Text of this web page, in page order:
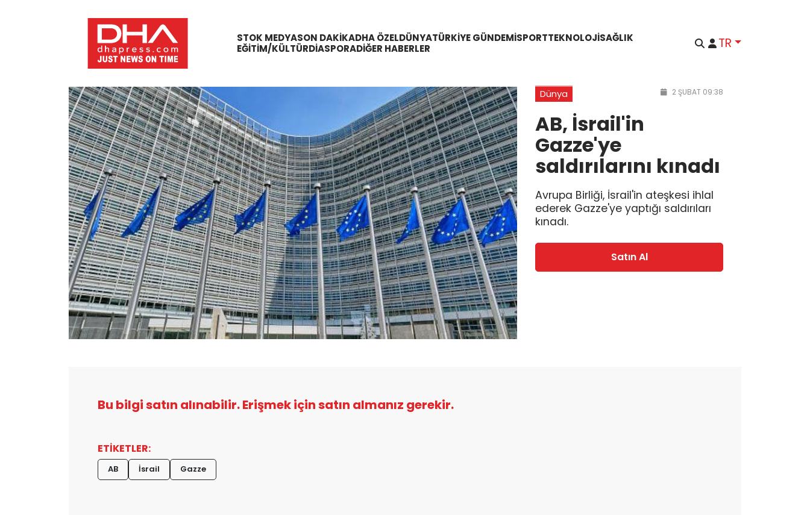
STOK MEDYASON DAKIKADHA ÖZELDÜNYATÜRKIYE GÜNDEMISPORTTEKNOLOJISAĞLIK
EĞITIM/KÜLTÜRDIASPORADIĞER HABERLER TR
Dünya 2 ŞUBAT 09:38
AB, İsrail'in
Gazze'ye
saldırılarını kınadı
Avrupa Birliği, İsrail'in ateşkesi ihlal
ederek Gazze'ye yaptığı saldırıları
kınadı.
Satın Al
Bu bilgi satın alınabilir. Erişmek için satın almanız gerekir.
ETİKETLER:
AB İsrail Gazze